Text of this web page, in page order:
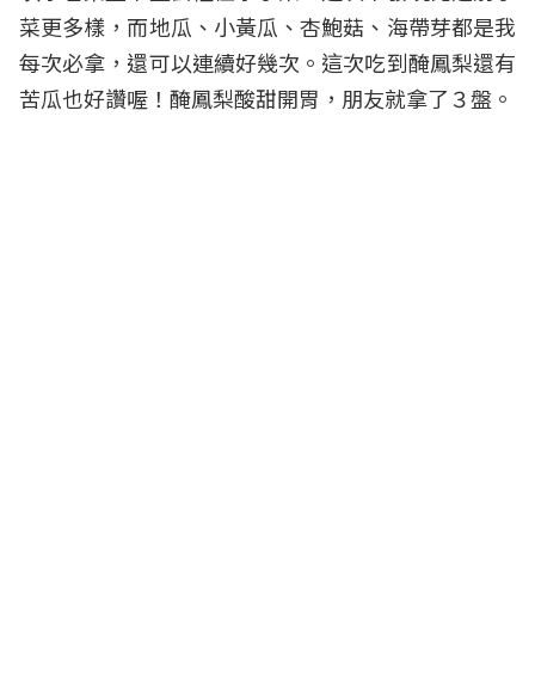
菜更多樣，而地瓜、小黃瓜、杏鮑菇、海帶芽都是我
每次必拿，還可以連續好幾次。這次吃到醃鳳梨還有
苦瓜也好讚喔！醃鳳梨酸甜開胃，朋友就拿了３盤。